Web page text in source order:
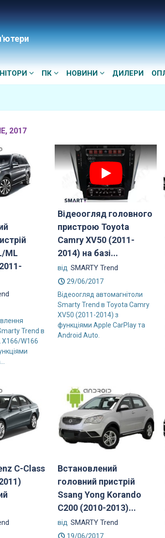
ПК НОВИНИ ДИЛЕРИ
2017
ML
Trend в
X166/W166
Відеоогляд головного
пристрою Toyota
Camry XV50 (2011-
2014) на базі...
від SMARTY Trend
29/06/2017
Відеоогляд автомагнітоли
Smarty Trend в Toyota Camry
XV50 (2011-2014) з
функціями Apple CarPlay та
Android Auto.
C-Class
Встановлений
головний пристрій
Ssang Yong Korando
C200 (2010-2013)...
від SMARTY Trend
19/06/2017